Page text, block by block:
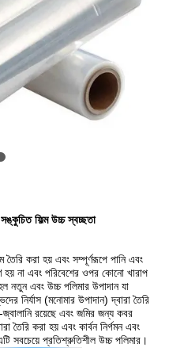
ফিল্ম উচ্চ স্বচ্ছতা
করা হয় এবং সম্পূর্ণরূপে পানি এবং
না এবং পরিবেশের ওপর কোনো খারাপ
নতুন এবং উচ্চ পলিমার উপাদান যা
নির্যাস (মনোমার উপাদান) দ্বারা তৈরি
রয়েছে এবং জমির জন্য কবর
তৈরি করা হয় এবং কার্বন নির্গমন এবং
সবচেয়ে প্রতিশ্রুতিশীল উচ্চ পলিমার।